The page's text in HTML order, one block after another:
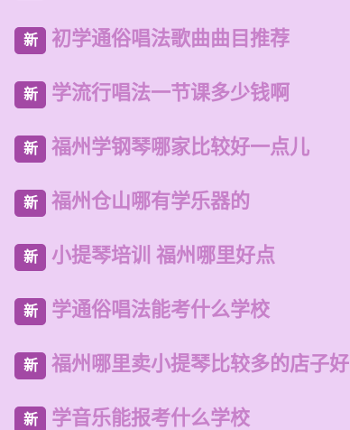
新 初学通俗唱法歌曲曲目推荐
新 学流行唱法一节课多少钱啊
新 福州学钢琴哪家比较好一点儿
新 福州仓山哪有学乐器的
新 小提琴培训 福州哪里好点
新 学通俗唱法能考什么学校
新 福州哪里卖小提琴比较多的店子好
新 学音乐能报考什么学校